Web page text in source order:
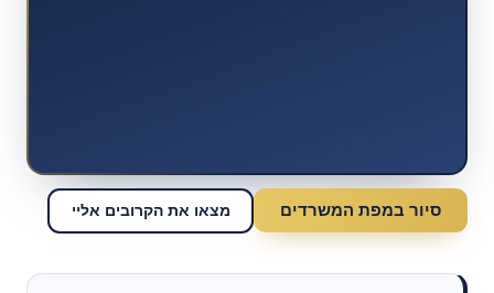
סיור במפת המשרדים מצאו את הקרובים אליי